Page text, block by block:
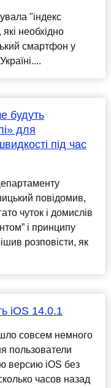
"індекс
необхідно
смартфон у
будуть
для
під час
повідомив,
чуток і домислів
і принципу
розповісти, як
iOS 14.0.1
совсем немного
пользователи
версию iOS без
часов назад